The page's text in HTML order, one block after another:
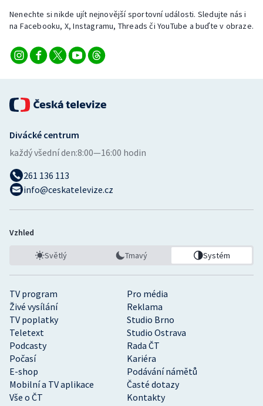
Nenechte si nikde ujít nejnovější sportovní události. Sledujte nás i
na Facebooku, X, Instagramu, Threads či YouTube a buďte v obraze.
TV program
Pro média
Živé vysílání
Reklama
TV poplatky
Studio Brno
Teletext
Studio Ostrava
Podcasty
Rada ČT
Počasí
Kariéra
E-shop
Podávání námětů
Mobilní a TV aplikace
Časté dotazy
Vše o ČT
Kontakty
Divácké centrum
každý všední den:8:00—16:00 hodin
261 136 113
info@ceskatelevize.cz
Vzhled
Světlý Tmavý Systém